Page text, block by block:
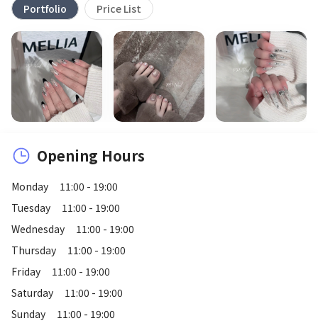
Portfolio Price List
Opening Hours
Monday
11:00 - 19:00
Tuesday
11:00 - 19:00
Wednesday
11:00 - 19:00
Thursday
11:00 - 19:00
Friday
11:00 - 19:00
Saturday
11:00 - 19:00
Sunday
11:00 - 19:00